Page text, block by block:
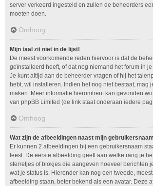
server verkeerd ingesteld en zullen de beheerders
moeten doen.
Omhoog
Mijn taal zit niet in de lijst!
De meest voorkomende reden hiervoor is dat de
geïnstalleerd heeft, of dat nog niemand het forum in
Je kunt altijd aan de beheerder vragen of hij het
hebt, wil installeren. Indien het nog niet bestaat, mag
maken. Meer informatie hieromtrent kan gevonden
van phpBB Limited (de link staat onderaan iedere
Omhoog
Wat zijn de afbeeldingen naast mijn
Er kunnen 2 afbeeldingen bij een gebruikersnaam
leest. De eerste afbeelding geeft aan welke rang je
sterretjes of blokjes die aangeven hoeveel berichten
wat je status is. Hieronder kan nog een tweede,
afbeelding staan, beter bekend als een avatar. Deze